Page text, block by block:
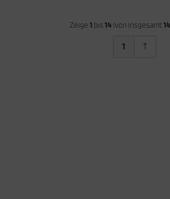
Zeige 1 bis 14(von insgesamt 14
1